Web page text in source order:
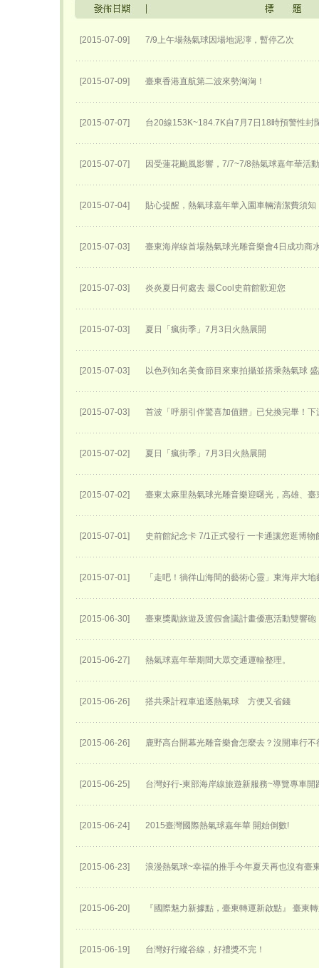
[2015-07-09] 7/9上午場熱氣球因場地泥濘，暫停乙次
[2015-07-09] 臺東香港直航第二波來勢洶洶！
[2015-07-07] 台20線153K~184.7K自7月7日18時預警性封
[2015-07-07] 因受蓮花颱風影響，7/7~7/8熱氣球嘉年華活
[2015-07-04] 貼心提醒，熱氣球嘉年華入園車輛清潔費須知
[2015-07-03] 臺東海岸線首場熱氣球光雕音樂會4日成功商
[2015-07-03] 炎炎夏日何處去 最Cool史前館歡迎您
[2015-07-03] 夏日「瘋街季」7月3日火熱展開
[2015-07-03] 以色列知名美食節目來東拍攝並搭乘熱氣球
[2015-07-03] 首波「呼朋引伴驚喜加值贈」已兌換完畢！下
[2015-07-02] 夏日「瘋街季」7月3日火熱展開
[2015-07-02] 臺東太麻里熱氣球光雕音樂迎曙光，高雄、
[2015-07-01] 史前館紀念卡 7/1正式發行 一卡通讓您逛博物
[2015-07-01] 「走吧！徜徉山海間的藝術心靈」東海岸大
[2015-06-30] 臺東獎勵旅遊及渡假會議計畫優惠活動雙響砲
[2015-06-27] 熱氣球嘉年華期間大眾交通運輸整理。
[2015-06-26] 搭共乘計程車追逐熱氣球 方便又省錢
[2015-06-26] 鹿野高台開幕光雕音樂會怎麼去？沒開車行不
[2015-06-25] 台灣好行-東部海岸線旅遊新服務~導覽專車開
[2015-06-24] 2015臺灣國際熱氣球嘉年華 開始倒數!
[2015-06-23] 浪漫熱氣球~幸福的推手今年夏天再也沒有臺
[2015-06-20] 『國際魅力新據點，臺東轉運新啟點』 臺東轉
[2015-06-19] 台灣好行縱谷線，好禮獎不完！